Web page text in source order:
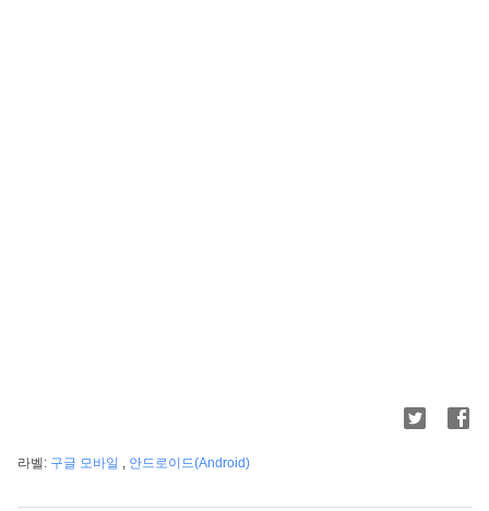
라벨: 구글 모바일 , 안드로이드(Android)